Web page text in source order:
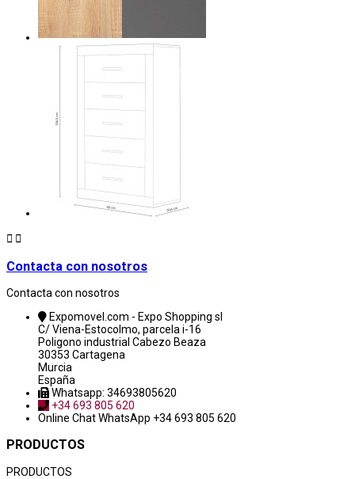
 
Contacta con nosotros
Contacta con nosotros
Expomovel.com - Expo Shopping sl
C/ Viena-Estocolmo, parcela i-16
Poligono industrial Cabezo Beaza
30353 Cartagena
Murcia
España
Whatsapp: 34693805620
+34 693 805 620
Online ChatWhatsApp +34 693 805 620
PRODUCTOS
PRODUCTOS